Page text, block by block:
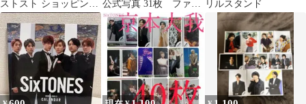
ストスト ショッピング
バッグ L
公式写真 31枚 ファイ
ルセット
リルスタンド